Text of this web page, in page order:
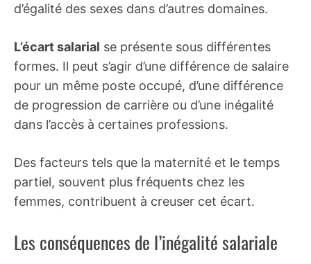
d’égalité des sexes dans d’autres domaines.
L’écart salarial se présente sous différentes
formes. Il peut s’agir d’une différence de salaire
pour un même poste occupé, d’une différence
de progression de carrière ou d’une inégalité
dans l’accès à certaines professions.
Des facteurs tels que la maternité et le temps
partiel, souvent plus fréquents chez les
femmes, contribuent à creuser cet écart.
Les conséquences de l’inégalité salariale